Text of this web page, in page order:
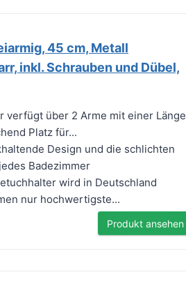
45 cm, Metall
inkl. Schrauben und Dübel,
verfügt über 2 Arme mit einer Länge
Platz für...
Design und die schlichten
Badezimmer
wird in Deutschland
nur hochwertigste...
Produkt ansehen